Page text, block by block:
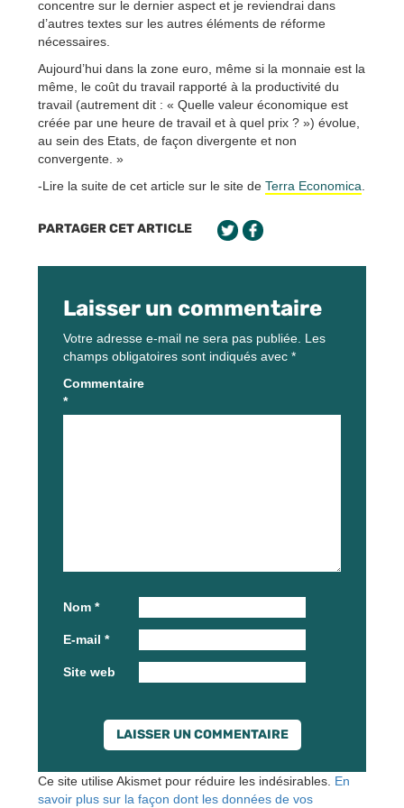
concentre sur le dernier aspect et je reviendrai dans
d’autres textes sur les autres éléments de réforme
nécessaires.
Aujourd’hui dans la zone euro, même si la monnaie est la
même, le coût du travail rapporté à la productivité du
travail (autrement dit : « Quelle valeur économique est
créée par une heure de travail et à quel prix ? ») évolue,
au sein des Etats, de façon divergente et non
convergente. »
-Lire la suite de cet article sur le site de Terra Economica
PARTAGER CET ARTICLE
Laisser un commentaire
Votre adresse e-mail ne sera pas publiée. Les
champs obligatoires sont indiqués avec *
Commentaire
*
Nom *
E-mail *
Site web
Ce site utilise Akismet pour réduire les indésirables. En
savoir plus sur la façon dont les données de vos